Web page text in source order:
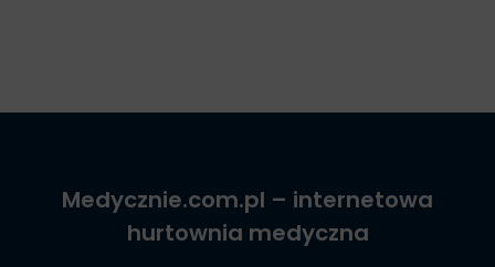
Medycznie.com.pl – internetowa
hurtownia medyczna